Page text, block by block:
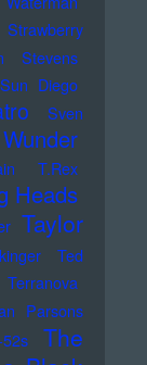
Strawberry
Stevens
Sun Diego
Sven
T.Rex
Heads
Taylor
Ted
Terranova
Parsons
The